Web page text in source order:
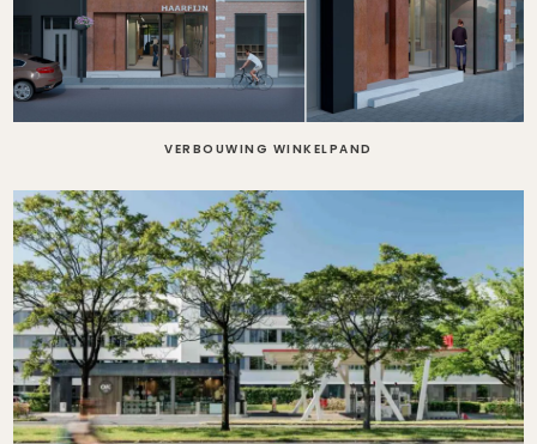
VERBOUWING WINKELPAND